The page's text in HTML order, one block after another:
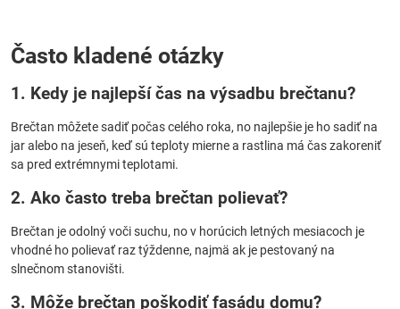
Často kladené otázky
1. Kedy je najlepší čas na výsadbu brečtanu?
Brečtan môžete sadiť počas celého roka, no najlepšie je ho sadiť na
jar alebo na jeseň, keď sú teploty mierne a rastlina má čas zakoreniť
sa pred extrémnymi teplotami.
2. Ako často treba brečtan polievať?
Brečtan je odolný voči suchu, no v horúcich letných mesiacoch je
vhodné ho polievať raz týždenne, najmä ak je pestovaný na
slnečnom stanovišti.
3. Môže brečtan poškodiť fasádu domu?